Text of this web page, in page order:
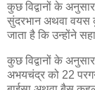
कुछ विद्वानों के
सुंदरभान अथवा वयस
जाता है कि उन्होंने
कुछ विद्वानों के
अभयचंद्र को 22